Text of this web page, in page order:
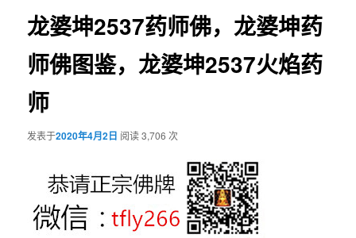
龙婆坤2537药师佛，龙婆坤药
师佛图鉴，龙婆坤2537火焰药
师
发表于2020年4月2日 阅读 3,706 次